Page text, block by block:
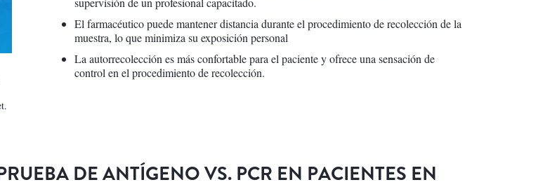
El farmacéutico puede mantener distancia durante el procedimiento de recolección de la
muestra, lo que minimiza su exposición personal
La autorrecolección es más confortable para el paciente y ofrece una sensación de
control en el procedimiento de recolección.
DE ANTÍGENO VS. PCR EN PACIENTES EN